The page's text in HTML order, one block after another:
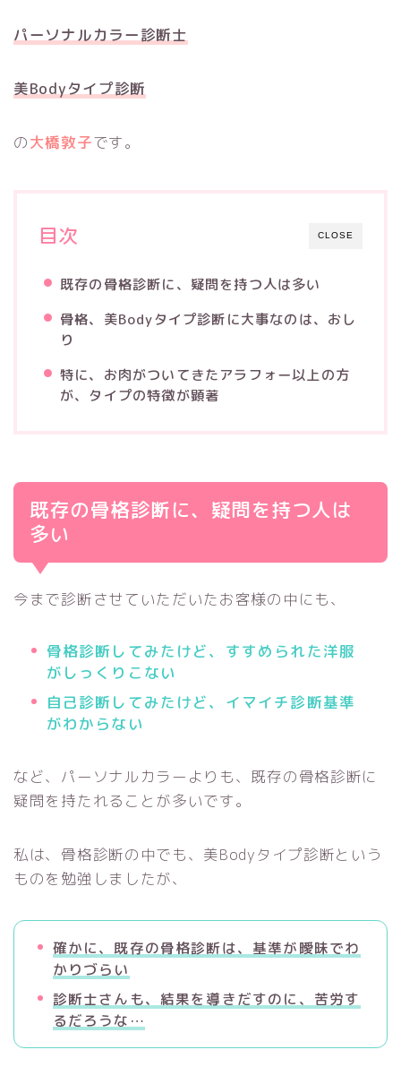
パーソナルカラー診断士
美Bodyタイプ診断
の大橋敦子です。
CLOSE
目次
既存の骨格診断に、疑問を持つ人は多い
骨格、美Bodyタイプ診断に大事なのは、おし
り
特に、お肉がついてきたアラフォー以上の方
が、タイプの特徴が顕著
既存の骨格診断に、疑問を持つ人は
多い
今まで診断させていただいたお客様の中にも、
骨格診断してみたけど、すすめられた洋服
がしっくりこない
自己診断してみたけど、イマイチ診断基準
がわからない
など、パーソナルカラーよりも、既存の骨格診断に
疑問を持たれることが多いです。
私は、骨格診断の中でも、美Bodyタイプ診断という
ものを勉強しましたが、
確かに、既存の骨格診断は、基準が曖昧でわ
かりづらい
診断士さんも、結果を導きだすのに、苦労す
るだろうな…